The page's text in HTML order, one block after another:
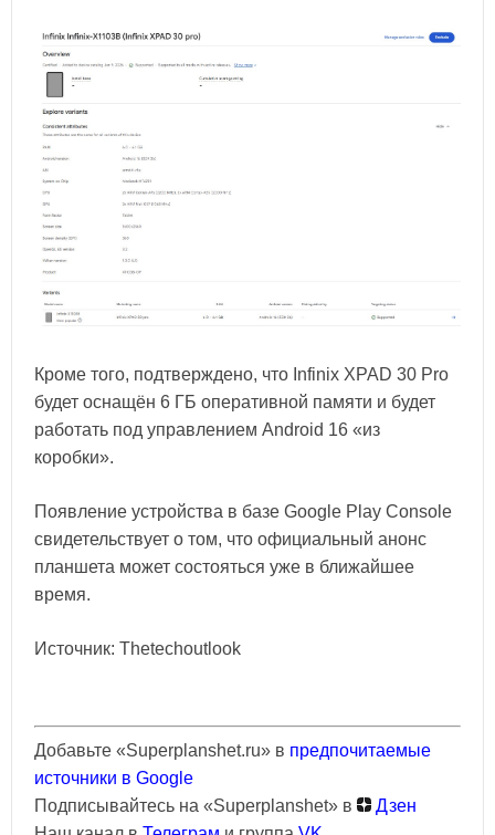
Кроме того, подтверждено, что Infinix XPAD 30 Pro
будет оснащён 6 ГБ оперативной памяти и будет
работать под управлением Android 16 «из
коробки».
Появление устройства в базе Google Play Console
свидетельствует о том, что официальный анонс
планшета может состояться уже в ближайшее
время.
Источник: Thetechoutlook
Добавьте «Superplanshet.ru» в предпочитаемые
источники в Google
Подписывайтесь на «Superplanshet» в
Дзен